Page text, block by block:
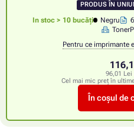
PRODUS ÎN
In stoc > 10 bucăți Negru
Pentru ce imprimante
96,01 Lei
Cel mai mic preț în
În coșul de